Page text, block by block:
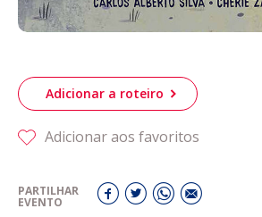
Adicionar a roteiro
Adicionar aos favoritos
PARTILHAR
EVENTO